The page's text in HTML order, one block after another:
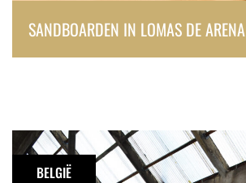
SANDBOARDEN IN LOMAS DE ARENA
Urbex:
StationBELGIË